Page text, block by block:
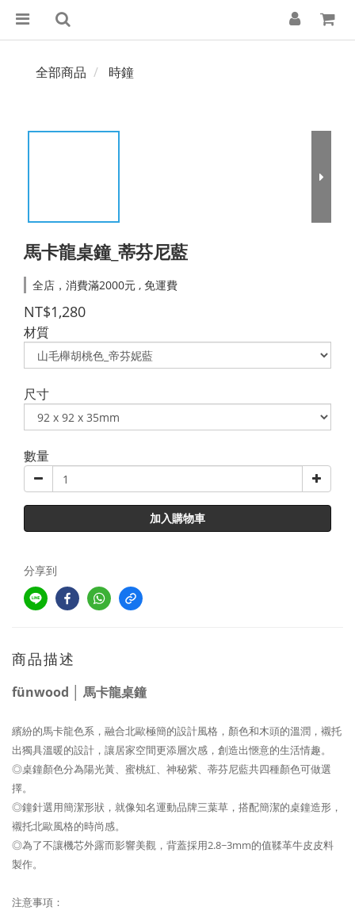
全部商品 時鐘
馬卡龍桌鐘_蒂芬尼藍
全店，消費滿2000元 , 免運費
NT$1,280
材質
尺寸
數量
加入購物車
分享到
商品描述
fünwood │ 馬卡龍桌鐘
繽紛的馬卡龍色系，融合北歐極簡的設計風格，顏色和木頭的溫潤，襯托
出獨具溫暖的設計，讓居家空間更添層次感，創造出愜意的生活情趣。
◎桌鐘顏色分為陽光黃、蜜桃紅、神秘紫、蒂芬尼藍共四種顏色可做選
擇。
◎鐘針選用簡潔形狀，就像知名運動品牌三葉草，搭配簡潔的桌鐘造形，
襯托北歐風格的時尚感。
◎為了不讓機芯外露而影響美觀，背蓋採用2.8~3mm的值鞣革牛皮皮料
製作。
注意事項：